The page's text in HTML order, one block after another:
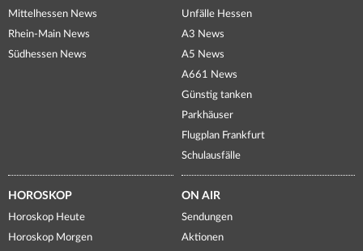
Mittelhessen News
Rhein-Main News
Südhessen News
Unfälle Hessen
A3 News
A5 News
A661 News
Günstig tanken
Parkhäuser
Flugplan Frankfurt
Schulausfälle
HOROSKOP
Horoskop Heute
Horoskop Morgen
ON AIR
Sendungen
Aktionen